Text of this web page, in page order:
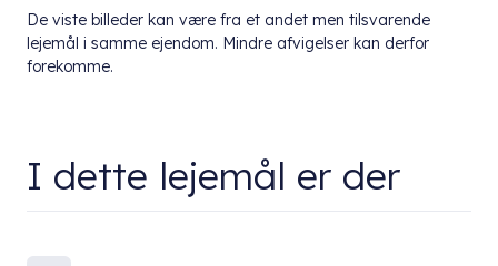
De viste billeder kan være fra et andet men tilsvarende
lejemål i samme ejendom. Mindre afvigelser kan derfor
forekomme.
I dette lejemål er der